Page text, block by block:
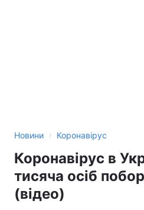
Новини › Коронавірус
Коронавірус в
тисяча осіб
(відео)